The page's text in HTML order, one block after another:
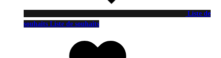
Liste de
souhaits Liste de souhaits